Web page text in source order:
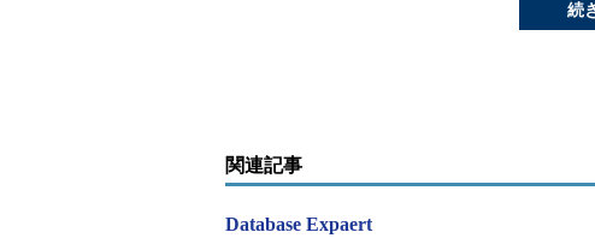
ューション群。20カ国の組織構造、法定
続
関連記事
Database Expaert